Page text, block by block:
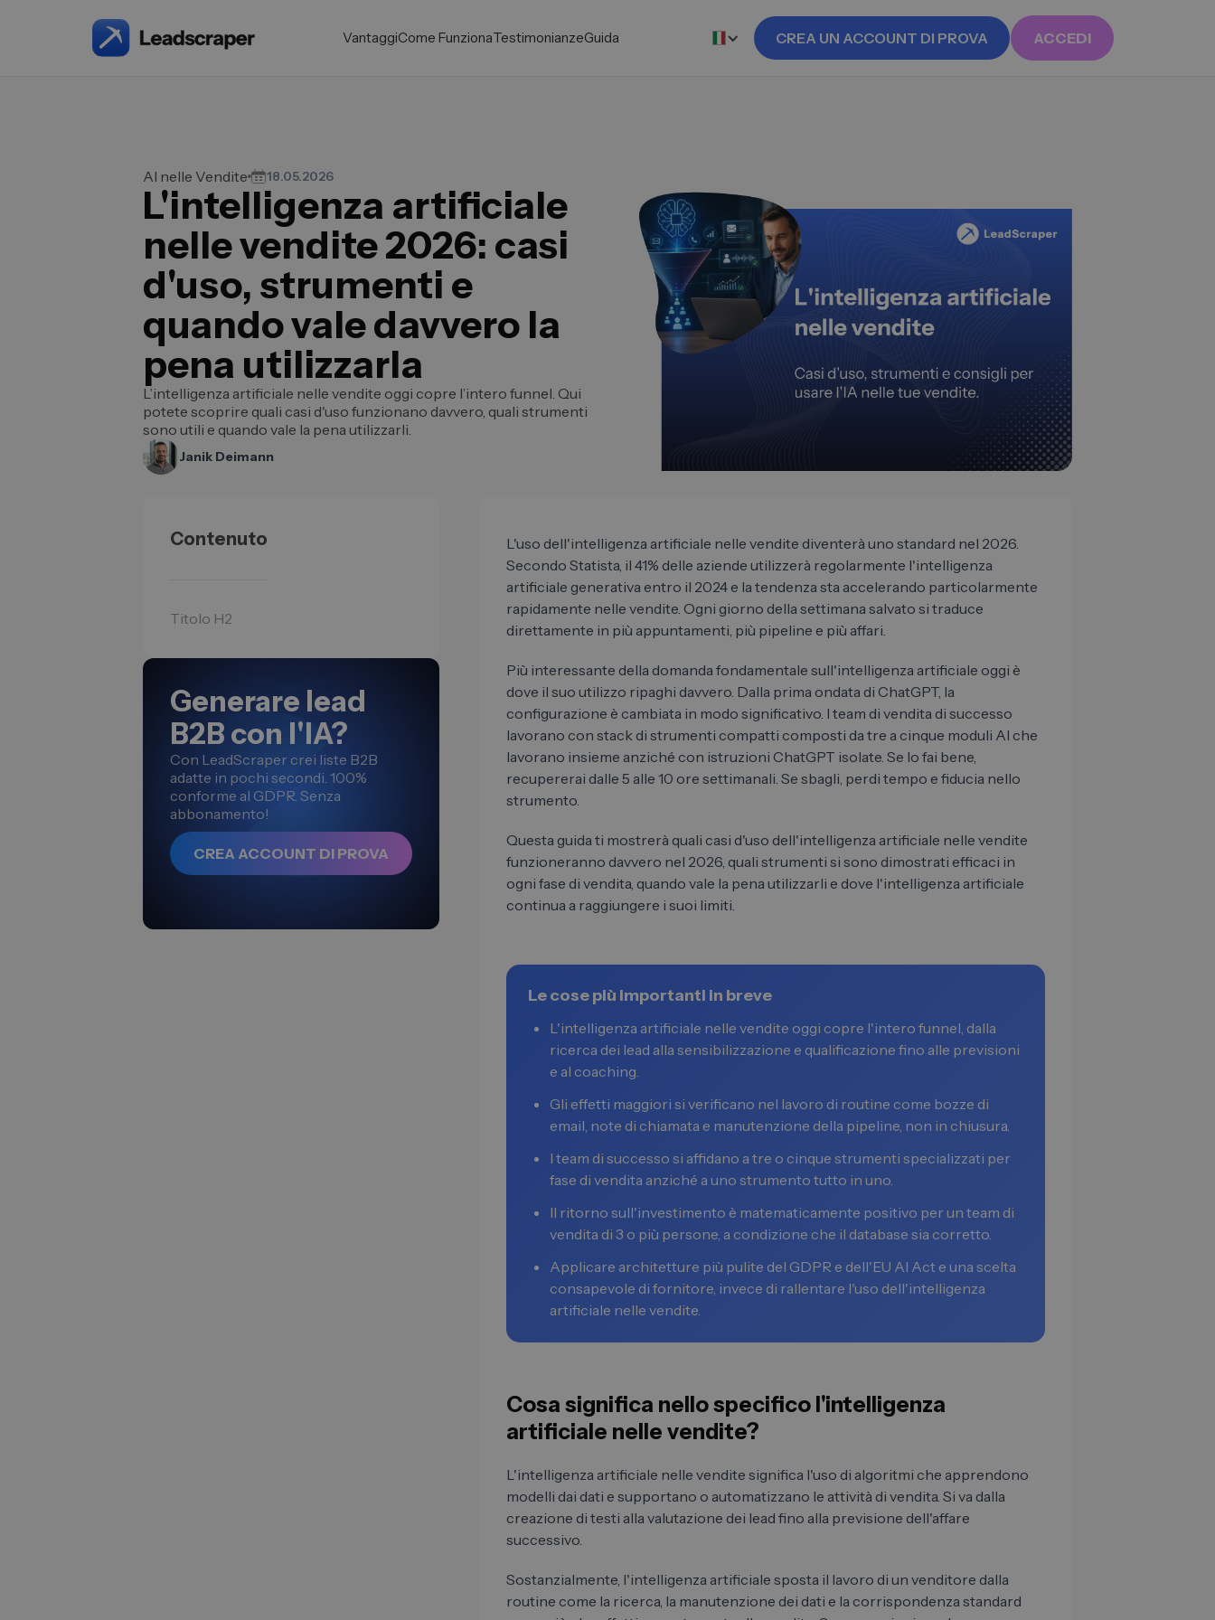
VantaggiCome FunzionaTestimonianzeGuida CREA UN ACCOUNT DI PROVA ACCEDI
AI nelle Vendite 18.05.2026
L'intelligenza artificiale
nelle vendite 2026: casi
d'uso, strumenti e
quando vale davvero la
pena utilizzarla
L’intelligenza artificiale nelle vendite oggi copre l’intero funnel. Qui
potete scoprire quali casi d'uso funzionano davvero, quali strumenti
sono utili e quando vale la pena utilizzarli.
Janik Deimann
Contenuto
Titolo H2
Generare lead
B2B con l'IA?
Con LeadScraper crei liste B2B
adatte in pochi secondi. 100%
conforme al GDPR. Senza
abbonamento!
CREA ACCOUNT DI PROVA
L'uso dell'intelligenza artificiale nelle vendite diventerà uno standard nel 2026.
Secondo Statista, il 41% delle aziende utilizzerà regolarmente l'intelligenza
artificiale generativa entro il 2024 e la tendenza sta accelerando particolarmente
rapidamente nelle vendite. Ogni giorno della settimana salvato si traduce
direttamente in più appuntamenti, più pipeline e più affari.
Più interessante della domanda fondamentale sull'intelligenza artificiale oggi è
dove il suo utilizzo ripaghi davvero. Dalla prima ondata di ChatGPT, la
configurazione è cambiata in modo significativo. I team di vendita di successo
lavorano con stack di strumenti compatti composti da tre a cinque moduli AI che
lavorano insieme anziché con istruzioni ChatGPT isolate. Se lo fai bene,
recupererai dalle 5 alle 10 ore settimanali. Se sbagli, perdi tempo e fiducia nello
strumento.
Questa guida ti mostrerà quali casi d'uso dell'intelligenza artificiale nelle vendite
funzioneranno davvero nel 2026, quali strumenti si sono dimostrati efficaci in
ogni fase di vendita, quando vale la pena utilizzarli e dove l'intelligenza artificiale
continua a raggiungere i suoi limiti.
Le cose più importanti in breve
L'intelligenza artificiale nelle vendite oggi copre l'intero funnel, dalla
ricerca dei lead alla sensibilizzazione e qualificazione fino alle previsioni
e al coaching.
Gli effetti maggiori si verificano nel lavoro di routine come bozze di
email, note di chiamata e manutenzione della pipeline, non in chiusura.
I team di successo si affidano a tre o cinque strumenti specializzati per
fase di vendita anziché a uno strumento tutto in uno.
Il ritorno sull'investimento è matematicamente positivo per un team di
vendita di 3 o più persone, a condizione che il database sia corretto.
Applicare architetture più pulite del GDPR e dell'EU AI Act e una scelta
consapevole di fornitore, invece di rallentare l'uso dell'intelligenza
artificiale nelle vendite.
Cosa significa nello specifico l'intelligenza
artificiale nelle vendite?
L'intelligenza artificiale nelle vendite significa l'uso di algoritmi che apprendono
modelli dai dati e supportano o automatizzano le attività di vendita. Si va dalla
creazione di testi alla valutazione dei lead fino alla previsione dell'affare
successivo.
Sostanzialmente, l'intelligenza artificiale sposta il lavoro di un venditore dalla
routine come la ricerca, la manutenzione dei dati e la corrispondenza standard